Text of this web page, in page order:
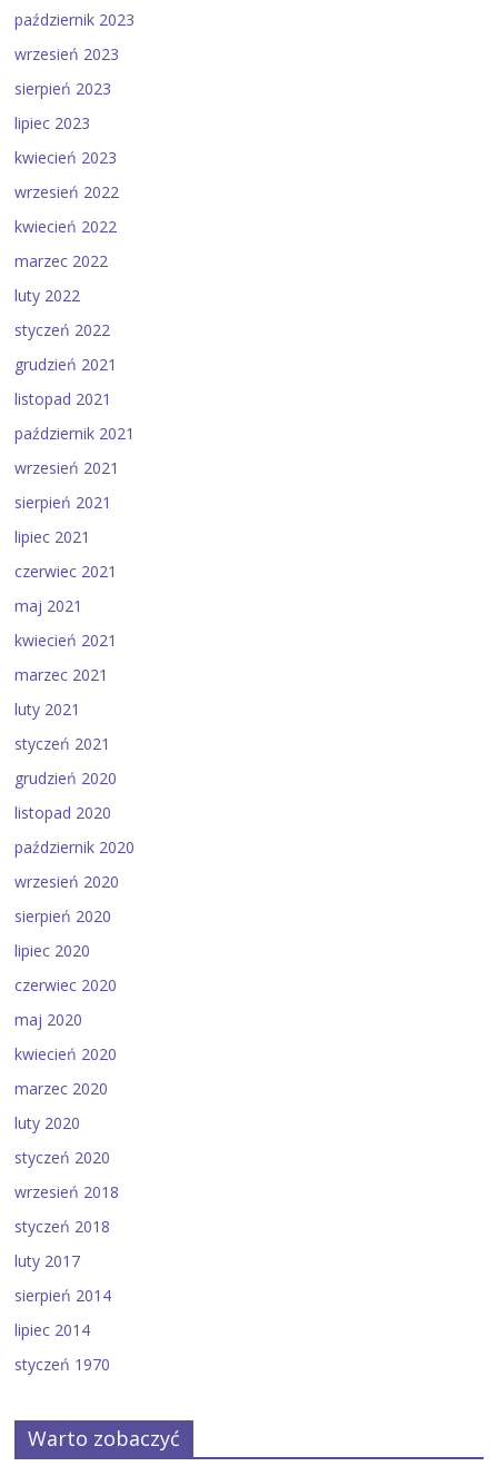
październik 2023
wrzesień 2023
sierpień 2023
lipiec 2023
kwiecień 2023
wrzesień 2022
kwiecień 2022
marzec 2022
luty 2022
styczeń 2022
grudzień 2021
listopad 2021
październik 2021
wrzesień 2021
sierpień 2021
lipiec 2021
czerwiec 2021
maj 2021
kwiecień 2021
marzec 2021
luty 2021
styczeń 2021
grudzień 2020
listopad 2020
październik 2020
wrzesień 2020
sierpień 2020
lipiec 2020
czerwiec 2020
maj 2020
kwiecień 2020
marzec 2020
luty 2020
styczeń 2020
wrzesień 2018
styczeń 2018
luty 2017
sierpień 2014
lipiec 2014
styczeń 1970
Warto zobaczyć